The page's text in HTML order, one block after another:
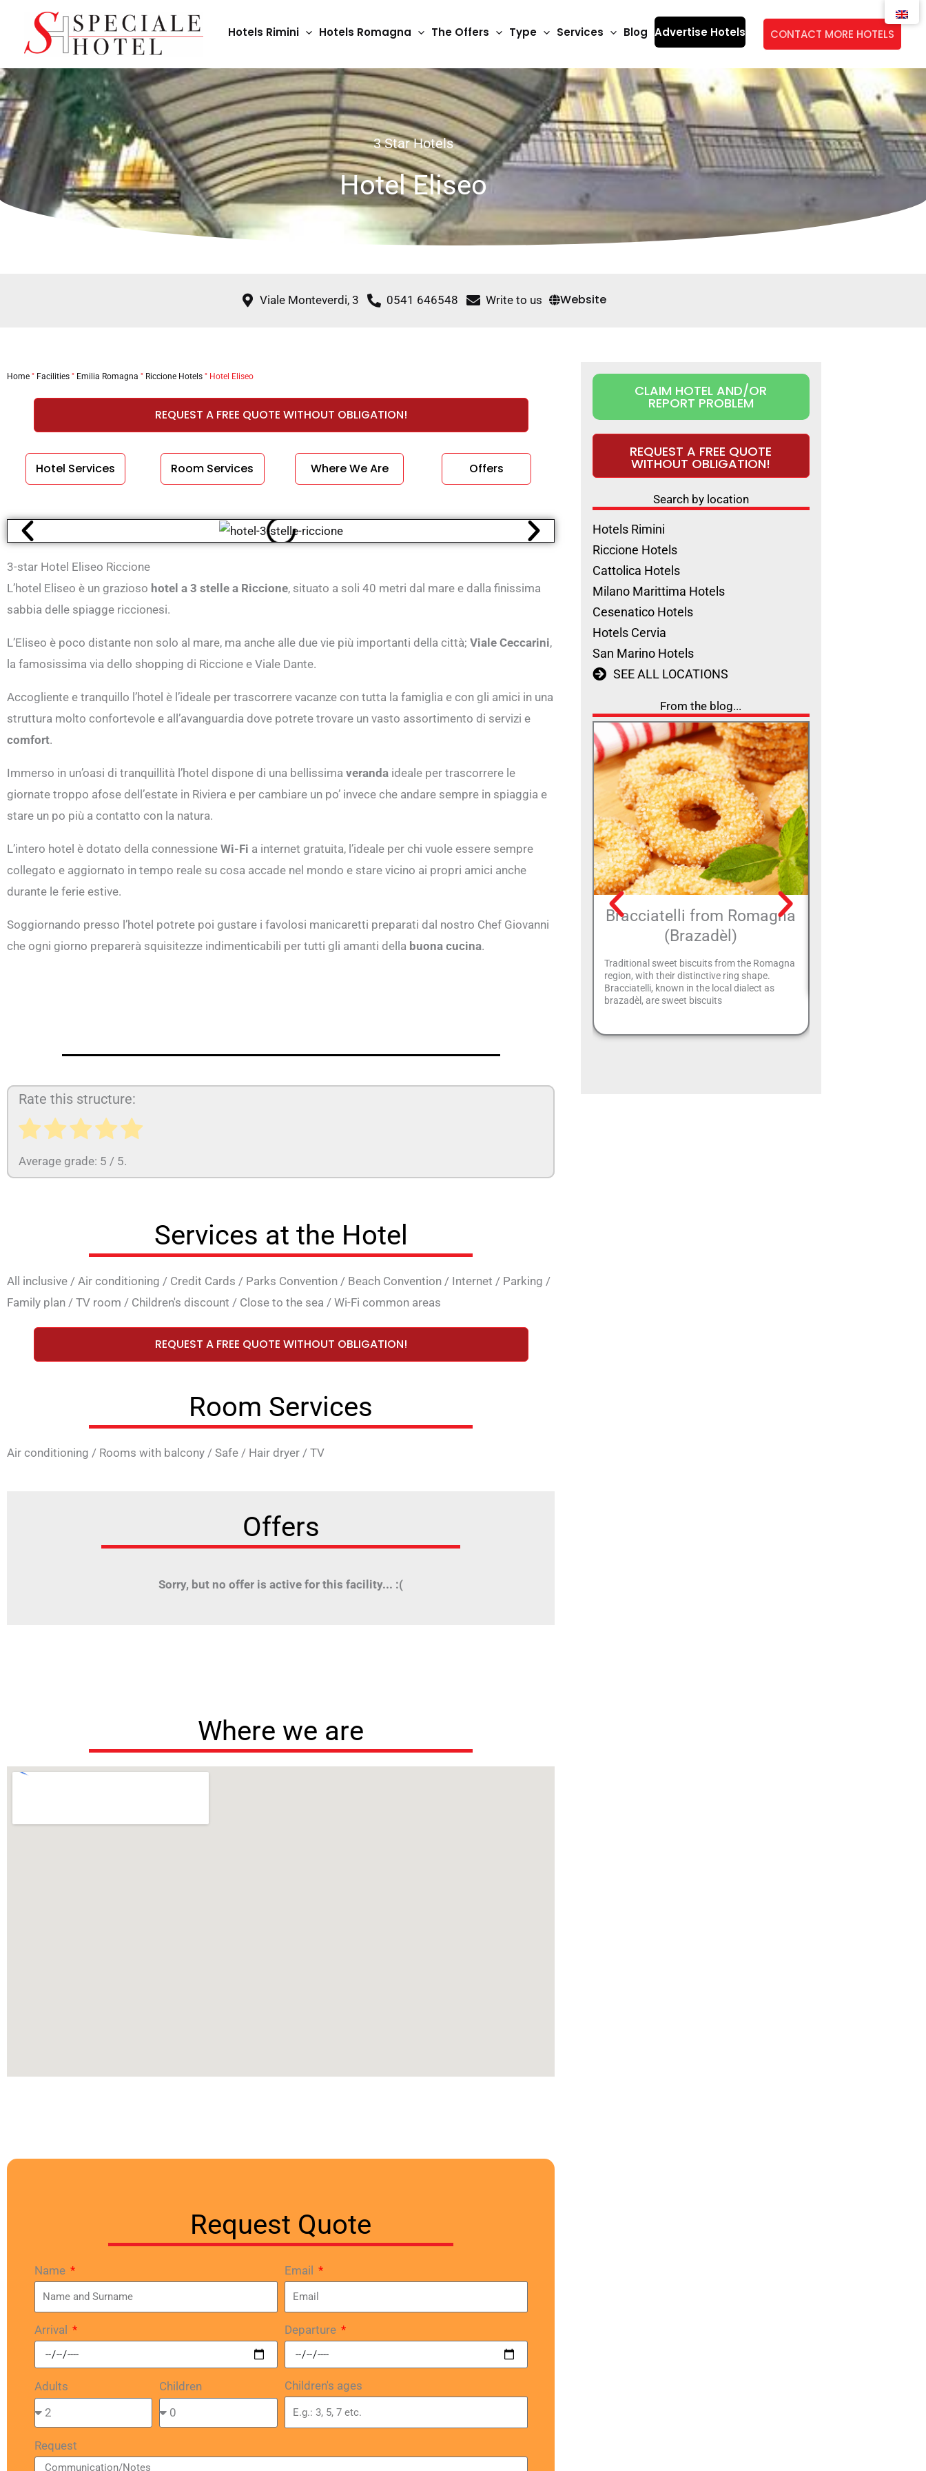
content
Hotels Rimini Hotels Romagna The Offers Type Services Blog Advertise Hotels CONTACT MORE HOTELS
3 Star Hotels
Hotel Eliseo
Viale Monteverdi, 3 0541 646548 Write to us Website
Home " Facilities " Emilia Romagna " Riccione Hotels " Hotel Eliseo
REQUEST A FREE QUOTE WITHOUT OBLIGATION!
Hotel Services Room Services Where We Are Offers
3-star Hotel Eliseo Riccione
L’hotel Eliseo è un grazioso hotel a 3 stelle a Riccione, situato a soli 40 metri dal mare e dalla finissima
sabbia delle spiagge riccionesi.
L’Eliseo è poco distante non solo al mare, ma anche alle due vie più importanti della città; Viale Ceccarini,
la famosissima via dello shopping di Riccione e Viale Dante.
Accogliente e tranquillo l’hotel è l’ideale per trascorrere vacanze con tutta la famiglia e con gli amici in una
struttura molto confortevole e all’avanguardia dove potrete trovare un vasto assortimento di servizi e
comfort.
Immerso in un’oasi di tranquillità l’hotel dispone di una bellissima veranda ideale per trascorrere le
giornate troppo afose dell’estate in Riviera e per cambiare un po’ invece che andare sempre in spiaggia e
stare un po più a contatto con la natura.
L’intero hotel è dotato della connessione Wi-Fi a internet gratuita, l’ideale per chi vuole essere sempre
collegato e aggiornato in tempo reale su cosa accade nel mondo e stare vicino ai propri amici anche
durante le ferie estive.
Soggiornando presso l’hotel potrete poi gustare i favolosi manicaretti preparati dal nostro Chef Giovanni
che ogni giorno preparerà squisitezze indimenticabili per tutti gli amanti della buona cucina.
Rate this structure:
Average grade: 5 / 5.
Services at the Hotel
All inclusive / Air conditioning / Credit Cards / Parks Convention / Beach Convention / Internet / Parking /
Family plan / TV room / Children's discount / Close to the sea / Wi-Fi common areas
REQUEST A FREE QUOTE WITHOUT OBLIGATION!
Room Services
Air conditioning / Rooms with balcony / Safe / Hair dryer / TV
Offers
Sorry, but no offer is active for this facility... :(
Where we are
Request Quote
Name Email
Arrival Departure
Adults Children Children's ages
Request
CLAIM HOTEL AND/OR
REPORT PROBLEM
REQUEST A FREE QUOTE
WITHOUT OBLIGATION!
Search by location
Hotels Rimini
Riccione Hotels
Cattolica Hotels
Milano Marittima Hotels
Cesenatico Hotels
Hotels Cervia
San Marino Hotels
SEE ALL LOCATIONS
From the blog...
Bracciatelli from Romagna
(Brazadèl)
Traditional sweet biscuits from the Romagna
region, with their distinctive ring shape.
Bracciatelli, known in the local dialect as
brazadèl, are sweet biscuits